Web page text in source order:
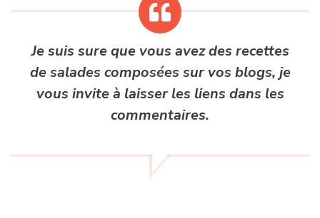
Je suis sure que vous avez des recettes
de salades composées sur vos blogs, je
vous invite à laisser les liens dans les
commentaires.